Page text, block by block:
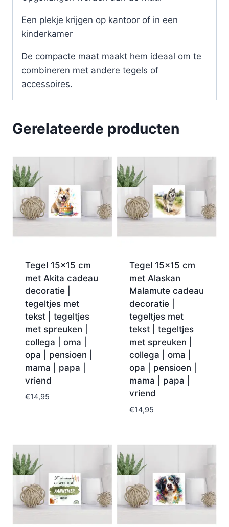
Een plekje krijgen op kantoor of in een
kinderkamer
De compacte maat maakt hem ideaal om te
combineren met andere tegels of
accessoires.
Gerelateerde producten
Tegel 15×15 cm
met Akita cadeau
decoratie |
tegeltjes met
tekst | tegeltjes
met spreuken |
collega | oma |
opa | pensioen |
mama | papa |
vriend
€14,95
Tegel 15×15 cm
met Alaskan
Malamute cadeau
decoratie |
tegeltjes met
tekst | tegeltjes
met spreuken |
collega | oma |
opa | pensioen |
mama | papa |
vriend
€14,95